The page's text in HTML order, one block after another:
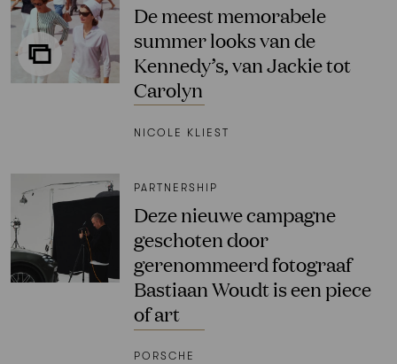
De meest memorabele
summer looks van de
Kennedy’s, van Jackie tot
Carolyn
NICOLE KLIEST
PARTNERSHIP
Deze nieuwe campagne
geschoten door
gerenommeerd fotograaf
Bastiaan Woudt is een piece
of art
PORSCHE